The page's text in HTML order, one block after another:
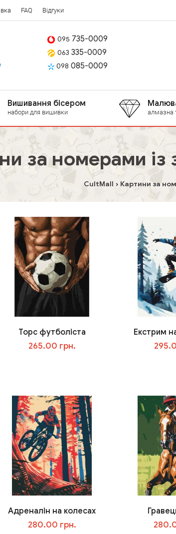
FAQ Відгуки
095 735-0009
063 335-0009
098 085-0009
Вишивання бісером
набори для вишивки алмазна
за номерами
CultMall Картини за
Торс футболіста
265.00 грн.
Екстрим
Адреналін на колесах
280.00 грн.